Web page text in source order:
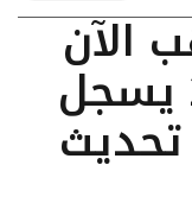
الآن
في مصر: عيار 24 يسجل
تحديث